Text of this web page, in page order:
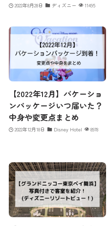
2022年8月28日 ディズニー 11495
【2022年12月】バケーショ
ンパッケージいつ届いた？
中身や変更点まとめ
2022年12月18日 Disney Hotel 8978